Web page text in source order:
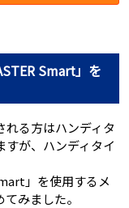
Smart」を
る方はハンディタ
が、ハンディタイ
」を使用するメ
みました。